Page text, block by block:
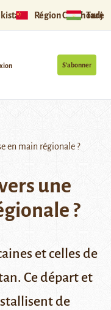
Région Ouïghoure
S’abonner
en main régionale ?
une
?
et celles de
Ce départ et
de